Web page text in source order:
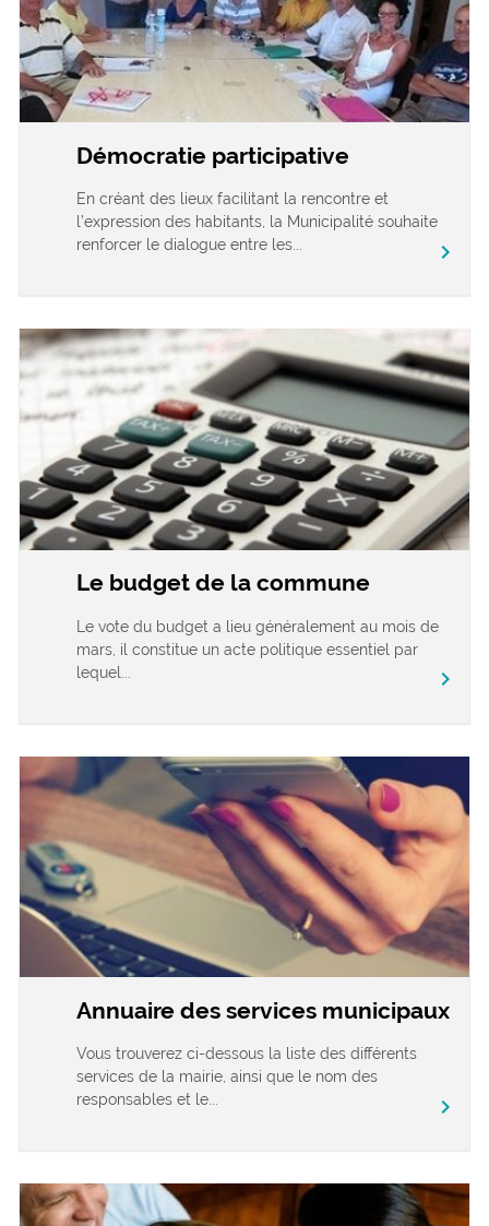
Démocratie participative
En créant des lieux facilitant la rencontre et
l’expression des habitants, la Municipalité souhaite
renforcer le dialogue entre les...
chevron_right
Le budget de la commune
Le vote du budget a lieu généralement au mois de
mars, il constitue un acte politique essentiel par
lequel...
chevron_right
Annuaire des services municipaux
Vous trouverez ci-dessous la liste des différents
services de la mairie, ainsi que le nom des
responsables et le...
chevron_right